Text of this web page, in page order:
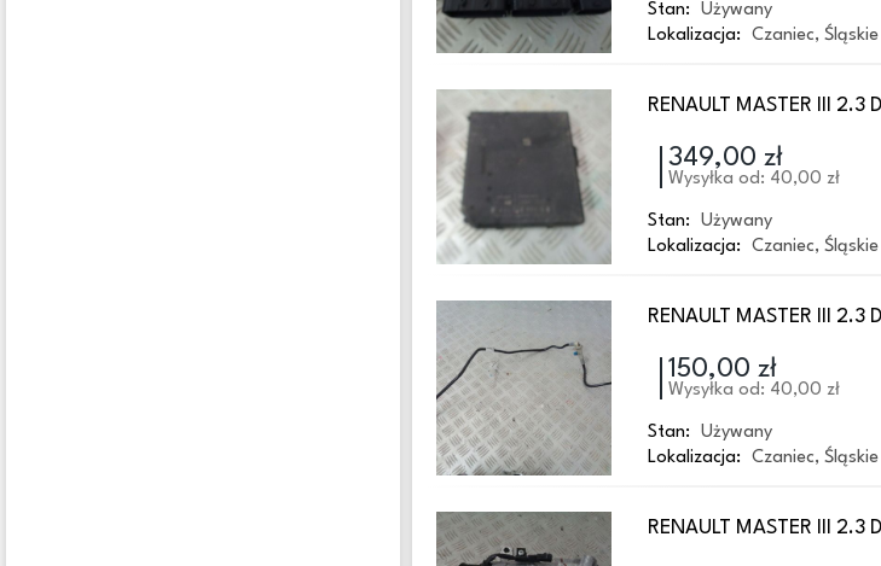
Stan:
Używany
Lokalizacja:
Czaniec, Śląskie
RENAULT MASTER III 2.3
349,00 zł
Wysyłka od: 40,00 zł
Stan:
Używany
Lokalizacja:
Czaniec, Śląskie
RENAULT MASTER III 2.3
150,00 zł
Wysyłka od: 40,00 zł
Stan:
Używany
Lokalizacja:
Czaniec, Śląskie
RENAULT MASTER III 2.3